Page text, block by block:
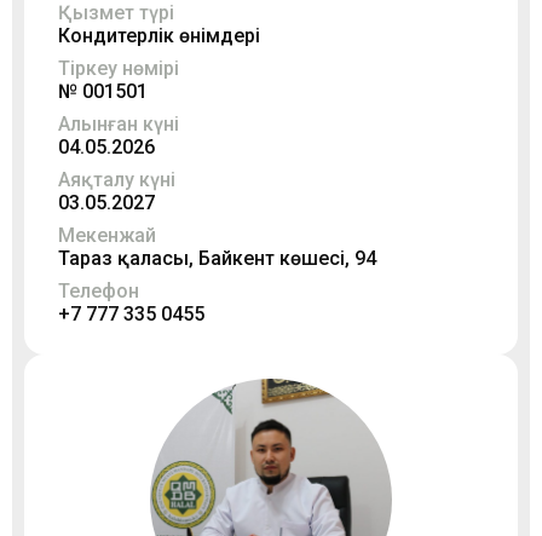
Қызмет түрі
Кондитерлік өнімдері
Тіркеу нөмірі
№ 001501
Алынған күні
04.05.2026
Аяқталу күні
03.05.2027
Мекенжай
Тараз қаласы, Байкент көшесі, 94
Телефон
+7 777 335 0455